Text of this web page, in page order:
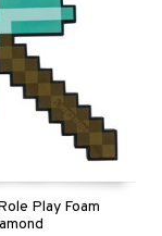
Play Foam